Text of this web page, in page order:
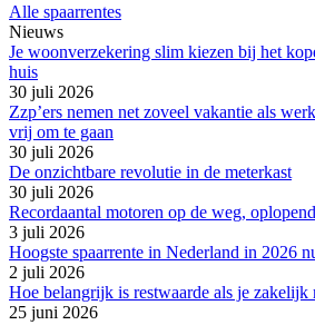
Alle spaarrentes
Nieuws
Je woonverzekering slim kiezen bij het
huis
30 juli 2026
Zzp’ers nemen net zoveel vakantie als
vrij om te gaan
30 juli 2026
De onzichtbare revolutie in de meterkast
30 juli 2026
Recordaantal motoren op de weg,
3 juli 2026
Hoogste spaarrente in Nederland in 2026
2 juli 2026
Hoe belangrijk is restwaarde als je zakelijk
25 juni 2026